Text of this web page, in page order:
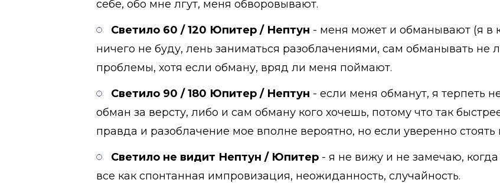
себе, обо мне лгут, меня обворовывают.
Светило 60 / 120 Юпитер / Нептун - меня может и обманывают (я в
ничего не буду, лень заниматься разоблачениями, сам обманывать не
проблемы, хотя если обману, вряд ли меня поймают.
Светило 90 / 180 Юпитер / Нептун - если меня обманут, я терпеть
обман за версту, либо и сам обману кого хочешь, потому что так
правда и разоблачение мое вполне вероятно, но если уверенно стоять
Светило не видит Нептун / Юпитер - я не вижу и не замечаю,
все как спонтанная импровизация, неожиданность, случайность.